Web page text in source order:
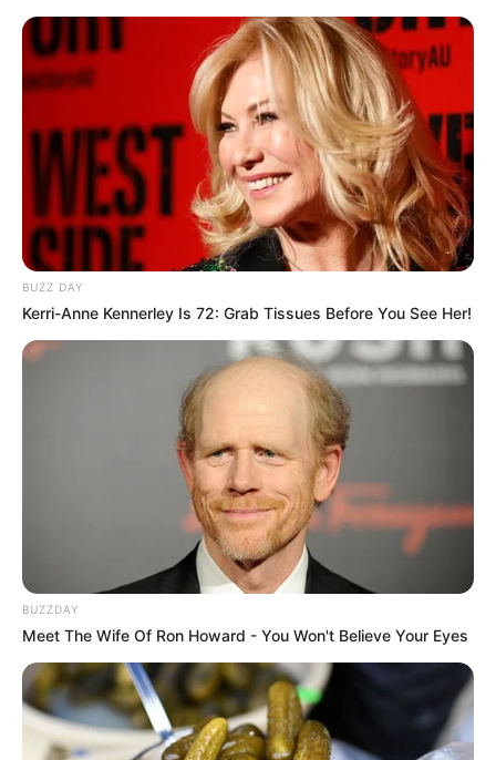
BUZZ DAY
Kerri-Anne Kennerley Is 72: Grab Tissues Before You See Her!
BUZZDAY
Meet The Wife Of Ron Howard - You Won't Believe Your Eyes